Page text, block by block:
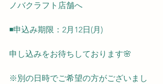
ノバクラフト店舗へ
◾️申込み期限：2月12日(月)
申し込みをお待ちしております🌸
※別の日時でご希望の方がございまし